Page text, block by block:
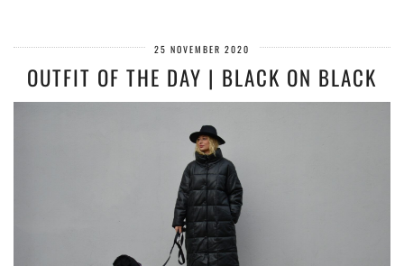
25 NOVEMBER 2020
OUTFIT OF THE DAY | BLACK ON BLACK